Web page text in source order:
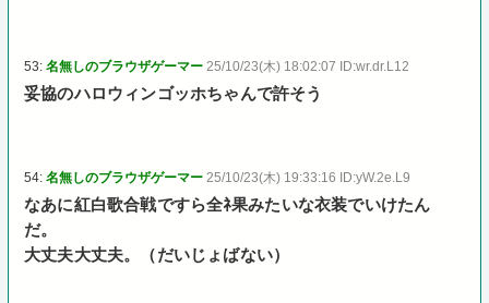
53:名無しのブラウザゲーマー 25/10/23(木) 18:02:07 ID:wr.dr.L12
妥協のハロウィンゴッホちゃんで許そう
54:名無しのブラウザゲーマー 25/10/23(木) 19:33:16 ID:yW.2e.L9
なあに紅白歌合戦ですら全ﾈ果みたいな衣装でいけたん
だ。
大丈夫大丈夫。（だいじょばない）